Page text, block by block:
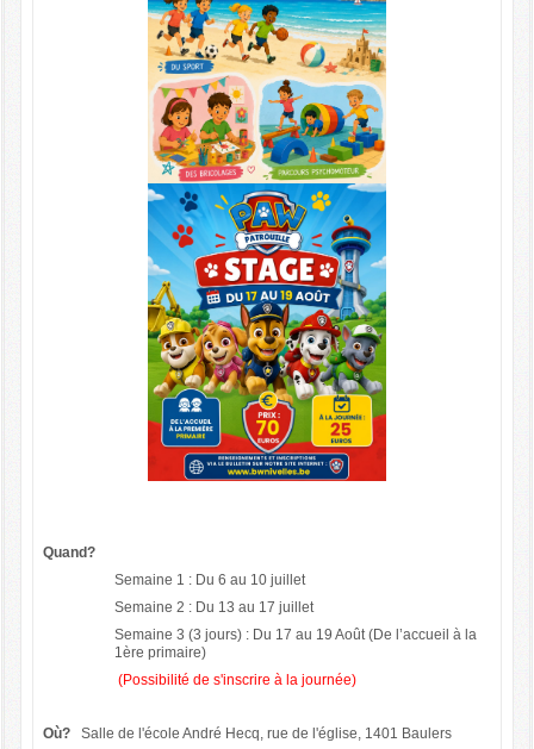
Quand?
Semaine 1 : Du 6 au 10 juillet
Semaine 2 : Du 13 au 17 juillet
Semaine 3 (3 jours) : Du 17 au 19 Août (De l’accueil à la
1ère primaire)
(Possibilité de s'inscrire à la journée)
Où? Salle de l'école André Hecq, rue de l'église, 1401 Baulers